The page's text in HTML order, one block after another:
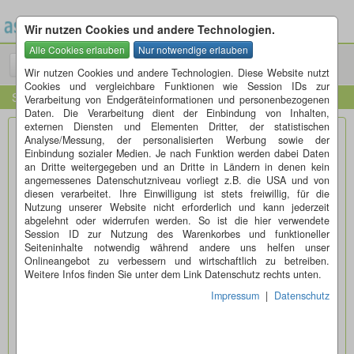
Wir nutzen Cookies und andere Technologien.
Wir nutzen Cookies und andere Technologien. Diese Website nutzt
Cookies und vergleichbare Funktionen wie Session IDs zur
Verarbeitung von Endgeräteinformationen und personenbezogenen
Daten. Die Verarbeitung dient der Einbindung von Inhalten,
externen Diensten und Elementen Dritter, der statistischen
Analyse/Messung, der personalisierten Werbung sowie der
Einbindung sozialer Medien. Je nach Funktion werden dabei Daten
an Dritte weitergegeben und an Dritte in Ländern in denen kein
angemessenes Datenschutzniveau vorliegt z.B. die USA und von
diesen verarbeitet. Ihre Einwilligung ist stets freiwillig, für die
Nutzung unserer Website nicht erforderlich und kann jederzeit
abgelehnt oder widerrufen werden. So ist die hier verwendete
Session ID zur Nutzung des Warenkorbes und funktioneller
Seiteninhalte notwendig während andere uns helfen unser
Onlineangebot zu verbessern und wirtschaftlich zu betreiben.
Weitere Infos finden Sie unter dem Link Datenschutz rechts unten.
Impressum | Datenschutz
Startseite
Kontaktformular für den Erstkontakt mit dem
Inserenten
Über dieses Formular erreichen Sie den Inserenten der
Anzeige, unter welcher Sie gerade den blauen Button "Auf
diese Anzeige antworten" geklickt haben.
Ihre Emailadresse:*